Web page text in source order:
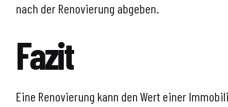
nach der Renovierung abgeben.
Fazit
Eine Renovierung kann den Wert einer